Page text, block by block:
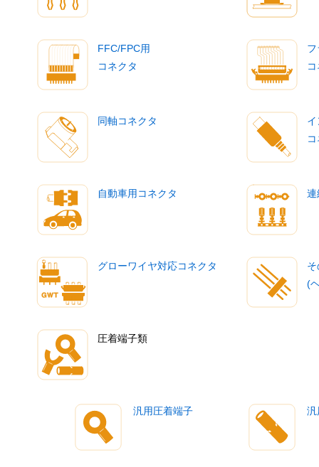
FFC/FPC用
コネクタ
同軸コネクタ
自動車用コネクタ 連
グローワイヤ対応コネクタ
(
圧着端子類
汎用圧着端子 汎